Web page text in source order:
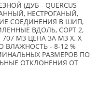
(ДУБ - QUERCUS
НЕСТРОГАНЫЙ,
СОЕДИНЕНИЯ В ШИП,
ВДОЛЬ, СОРТ 2,
М3 ЦЕНА ЗА М3 X. X
ВЛАЖНОСТЬ - 8-12 %
РАЗМЕРОВ ПО
ОТКЛОНЕНИЯ ОТ